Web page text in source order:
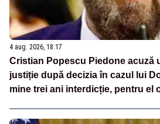
4 aug. 2026, 18:17
Cristian Popescu Piedone acuză
justiție după decizia în cazul lui
mine trei ani interdicție, pentru el